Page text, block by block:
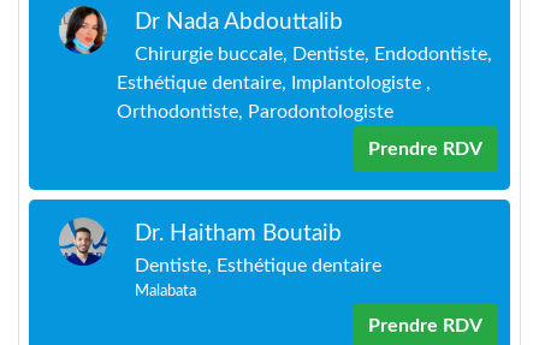
Dr Nada Abdouttalib
Chirurgie buccale, Dentiste, Endodontiste,
Esthétique dentaire, Implantologiste ,
Orthodontiste, Parodontologiste
Prendre RDV
Dr. Haitham Boutaib
Dentiste, Esthétique dentaire
Malabata
Prendre RDV